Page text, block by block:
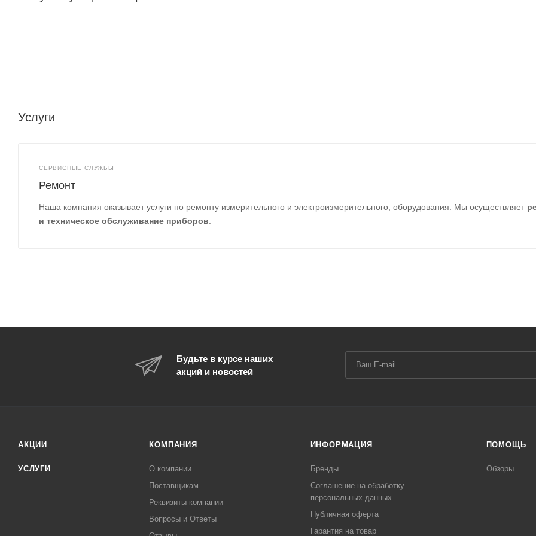
Услуги
СЕРВИСНЫЕ СЛУЖБЫ
Ремонт
Наша компания оказывает услуги по ремонту измерительного и электроизмерительного, оборудования. Мы осуществляет
и техническое обслуживание приборов
Будьте в курсе наших
акций и новостей
АКЦИИ
УСЛУГИ
КОМПАНИЯ
О компании
Поставщикам
Реквизиты компании
Вопросы и Ответы
ИНФОРМАЦИЯ
Бренды
Соглашение на обработку
персональных данных
Публичная оферта
Гарантия на товар
ПОМОЩЬ
Обзоры